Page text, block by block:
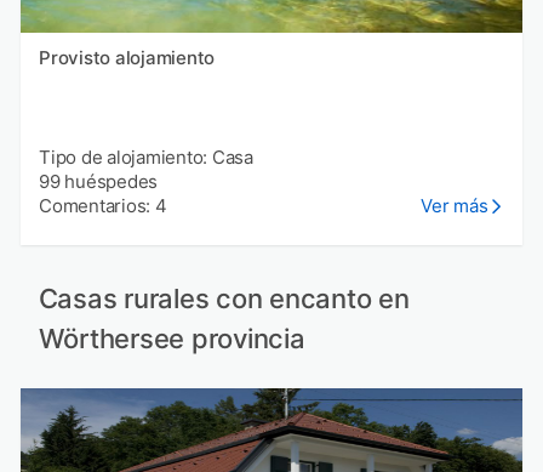
Provisto alojamiento
Tipo de alojamiento: Casa
99 huéspedes
Comentarios: 4
Ver más
Casas rurales con encanto en
Wörthersee provincia